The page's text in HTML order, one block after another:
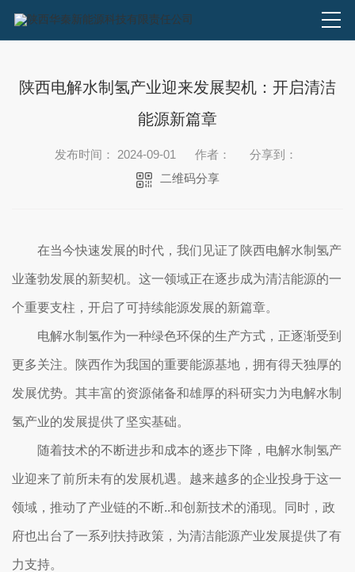
陕西电解水制氢产业迎来发展契机：开启清洁
能源新篇章
发布时间： 2024-09-01 作者：
分享到：
二维码分享
在当今快速发展的时代，我们见证了陕西电解水制氢产
业蓬勃发展的新契机。这一领域正在逐步成为清洁能源的一
个重要支柱，开启了可持续能源发展的新篇章。
电解水制氢作为一种绿色环保的生产方式，正逐渐受到
更多关注。陕西作为我国的重要能源基地，拥有得天独厚的
发展优势。其丰富的资源储备和雄厚的科研实力为电解水制
氢产业的发展提供了坚实基础。
随着技术的不断进步和成本的逐步下降，电解水制氢产
业迎来了前所未有的发展机遇。越来越多的企业投身于这一
领域，推动了产业链的不断..和创新技术的涌现。同时，政
府也出台了一系列扶持政策，为清洁能源产业发展提供了有
力支持。